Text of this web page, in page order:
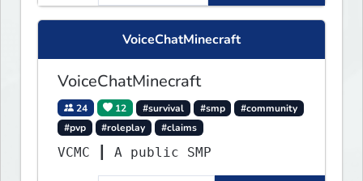
VoiceChatMinecraft
VoiceChatMinecraft
24 12 #survival #smp
#community
#pvp
#roleplay #claims
VCMC ┃ A public SMP